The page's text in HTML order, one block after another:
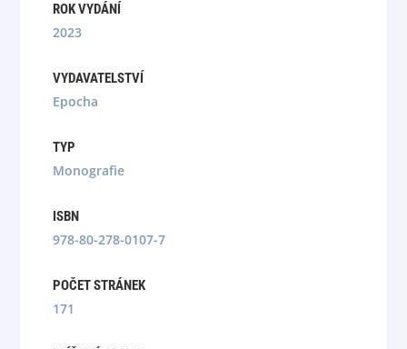
ROK VYDÁNÍ
2023
VYDAVATELSTVÍ
Epocha
TYP
Monografie
ISBN
978-80-278-0107-7
POČET STRÁNEK
171